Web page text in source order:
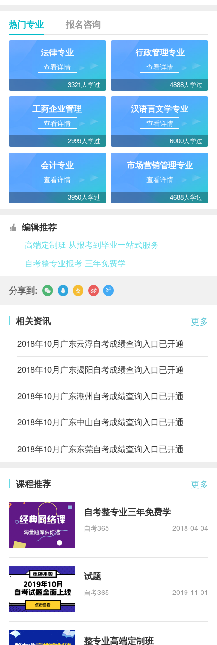
热门专业 报名咨询
法律专业
查看详情
3321人学过
行政管理专业
查看详情
4888人学过
工商企业管理
查看详情
2999人学过
汉语言文学专业
查看详情
6000人学过
会计专业
查看详情
3950人学过
市场营销管理专业
查看详情
4688人学过
编辑推荐
高端定制班 从报考到毕业一站式服务
自考整专业报考 三年免费学
分享到:
更多
相关资讯
2018年10月广东云浮自考成绩查询入口已开通
2018年10月广东揭阳自考成绩查询入口已开通
2018年10月广东潮州自考成绩查询入口已开通
2018年10月广东中山自考成绩查询入口已开通
2018年10月广东东莞自考成绩查询入口已开通
更多
课程推荐
自考整专业三年免费学
自考365 2018-04-04
试题
自考365 2019-11-01
整专业高端定制班